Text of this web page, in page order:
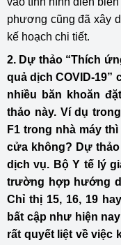
phương cũng đã xây
kế hoạch chi tiết.
2. Dự thảo “Thích
quả dịch COVID-19”
nhiều băn khoăn
thảo này. Ví dụ
F1 trong nhà máy
cửa không? Dự
dịch vụ. Bộ Y tế lý
trường hợp hướng
Chỉ thị 15, 16, 19
bất cập như hiện
rất quyết liệt về việc